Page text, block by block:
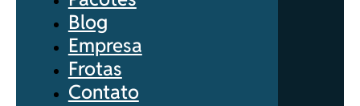
Blog
Empresa
Frotas
Contato